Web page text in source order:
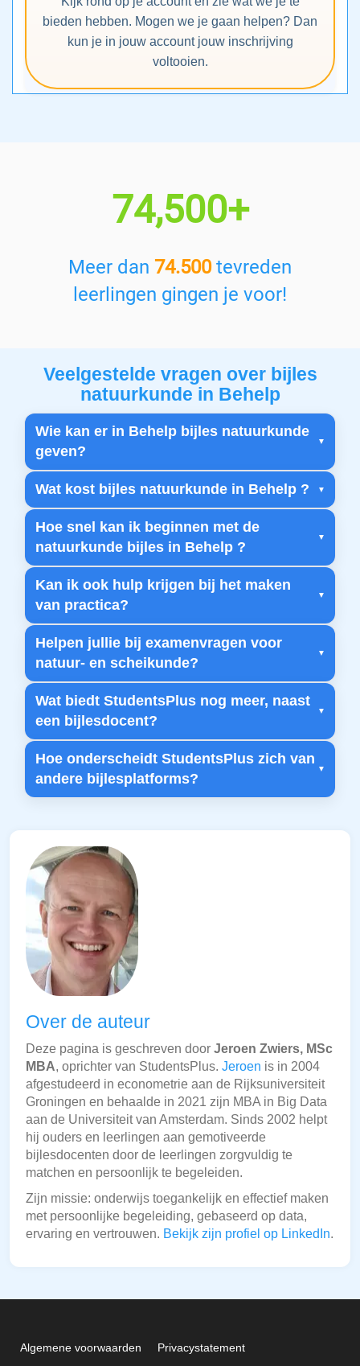
bieden hebben. Mogen we je gaan helpen? Dan
kun je in jouw account jouw inschrijving
voltooien.
74,500+
Meer dan 74.500tevreden
leerlingen gingen je voor!
Veelgestelde vragen over bijles
natuurkunde in Behelp
Wie kan er in Behelp bijles natuurkunde
geven?
Wat kost bijles natuurkunde in Behelp ?
Hoe snel kan ik beginnen met de
natuurkunde bijles in Behelp ?
Kan ik ook hulp krijgen bij het maken
van practica?
Helpen jullie bij examenvragen voor
natuur- en scheikunde?
Wat biedt StudentsPlus nog meer, naast
een bijlesdocent?
Hoe onderscheidt StudentsPlus zich van
andere bijlesplatforms?
Over de auteur
Deze pagina is geschreven door Jeroen Zwiers, MSc
MBA, oprichter van StudentsPlus. Jeroen is in 2004
afgestudeerd in econometrie aan de Rijksuniversiteit
Groningen en behaalde in 2021 zijn MBA in Big Data
aan de Universiteit van Amsterdam. Sinds 2002 helpt
hij ouders en leerlingen aan gemotiveerde
bijlesdocenten door de leerlingen zorgvuldig te
matchen en persoonlijk te begeleiden.
Zijn missie: onderwijs toegankelijk en effectief maken
met persoonlijke begeleiding, gebaseerd op data,
ervaring en vertrouwen. Bekijk zijn profiel op LinkedIn.
Algemene voorwaarden Privacystatement